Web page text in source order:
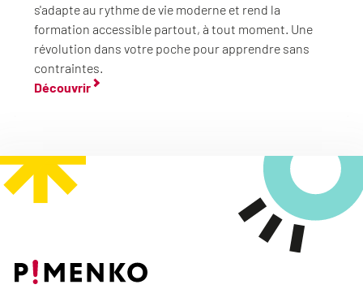
s'adapte au rythme de vie moderne et rend la
formation accessible partout, à tout moment. Une
révolution dans votre poche pour apprendre sans
contraintes.
Découvrir